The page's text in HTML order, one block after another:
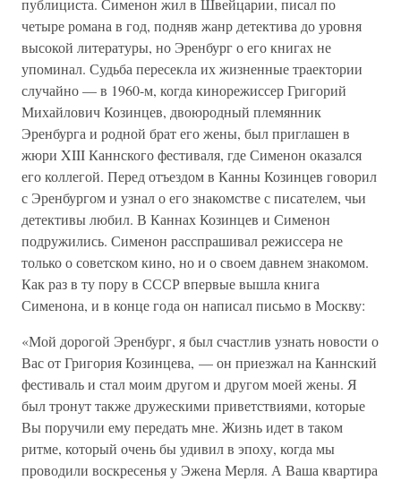
публициста. Сименон жил в Швейцарии, писал по
четыре романа в год, подняв жанр детектива до уровня
высокой литературы, но Эренбург о его книгах не
упоминал. Судьба пересекла их жизненные траектории
случайно — в 1960-м, когда кинорежиссер Григорий
Михайлович Козинцев, двоюродный племянник
Эренбурга и родной брат его жены, был приглашен в
жюри XIII Каннского фестиваля, где Сименон оказался
его коллегой. Перед отъездом в Канны Козинцев говорил
с Эренбургом и узнал о его знакомстве с писателем, чьи
детективы любил. В Каннах Козинцев и Сименон
подружились. Сименон расспрашивал режиссера не
только о советском кино, но и о своем давнем знакомом.
Как раз в ту пору в СССР впервые вышла книга
Сименона, и в конце года он написал письмо в Москву:
«Мой дорогой Эренбург, я был счастлив узнать новости о
Вас от Григория Козинцева, — он приезжал на Каннский
фестиваль и стал моим другом и другом моей жены. Я
был тронут также дружескими приветствиями, которые
Вы поручили ему передать мне. Жизнь идет в таком
ритме, который очень бы удивил в эпоху, когда мы
проводили воскресенья у Эжена Мерля. А Ваша квартира